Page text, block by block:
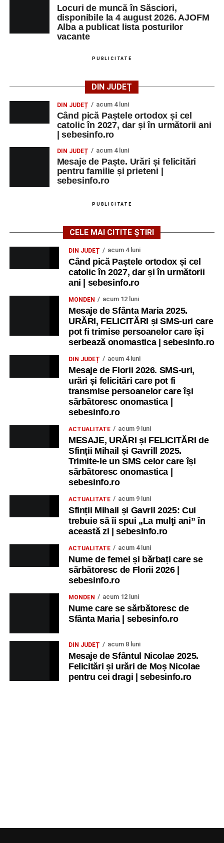
apelului la economii al Guvernului Bolojan
Duminică, 23 august 2026, Râpa Roșie găzduiește
cea de-a III-a ediție a concursului „CicloAventurier
Primul concert din cadrul String Symphonic Camp
Locuri de muncă în Săsciori,
disponibile la 4 august 2026. AJOFM
Alba a publicat lista posturilor
vacante
PUBLICITATE
DIN JUDEȚ
DIN JUDEȚ acum 4 luni
Când pică Paștele ortodox și cel
catolic în 2027, dar și în următorii ani
| sebesinfo.ro
DIN JUDEȚ acum 4 luni
Mesaje de Paște. Urări și felicitări
pentru familie și prieteni |
sebesinfo.ro
PUBLICITATE
CELE MAI CITITE ȘTIRI
DIN JUDEȚ acum 4 luni
Când pică Paștele ortodox și cel
catolic în 2027, dar și în următorii
ani | sebesinfo.ro
MONDEN acum 12 luni
Mesaje de Sfânta Maria 2025.
URĂRI, FELICITĂRI și SMS-uri care
pot fi trimise persoanelor care își
serbează onomastica | sebesinfo.ro
DIN JUDEȚ acum 4 luni
Mesaje de Florii 2026. SMS-uri,
urări și felicitări care pot fi
transmise persoanelor care îşi
sărbătoresc onomastica |
sebesinfo.ro
ACTUALITATE acum 9 luni
MESAJE, URĂRI și FELICITĂRI de
Sfinții Mihail și Gavrill 2025.
Trimite-le un SMS celor care își
sărbătoresc onomastica |
sebesinfo.ro
ACTUALITATE acum 9 luni
Sfinții Mihail și Gavril 2025: Cui
trebuie să îi spui „La mulţi ani” în
această zi | sebesinfo.ro
ACTUALITATE acum 4 luni
Nume de femei și bărbați care se
sărbătoresc de Florii 2026 |
sebesinfo.ro
MONDEN acum 12 luni
Nume care se sărbătoresc de
Sfânta Maria | sebesinfo.ro
DIN JUDEȚ acum 8 luni
Mesaje de Sfântul Nicolae 2025.
Felicitări și urări de Moș Nicolae
pentru cei dragi | sebesinfo.ro